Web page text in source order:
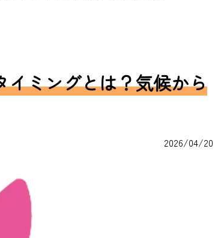
ミングとは？気候から
2026/04/20